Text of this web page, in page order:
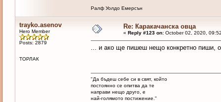
Ралф Уолдо Емерсън
trayko.asenov
Hero Member
Posts: 2879
ТОРЛАК
Re: Каракачанска овца
« Reply #123 on:October 02, 2020,
... и ако ще пишеш нещо конкретно пиши,
"Да бъдеш себе си в свят, който
постоянно се опитва да те
направи нещо друго, е
най-голямото постижение."